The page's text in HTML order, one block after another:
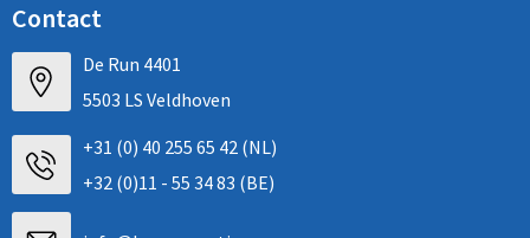
Contact
De Run 4401
5503 LS Veldhoven
+31 (0) 40 255 65 42 (NL)
+32 (0)11 - 55 34 83 (BE)